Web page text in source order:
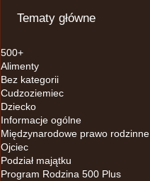
Tematy główne
500+
Alimenty
Bez kategorii
Cudzoziemiec
Dziecko
Informacje ogólne
Międzynarodowe prawo rodzinne
Ojciec
Podział majątku
Program Rodzina 500 Plus